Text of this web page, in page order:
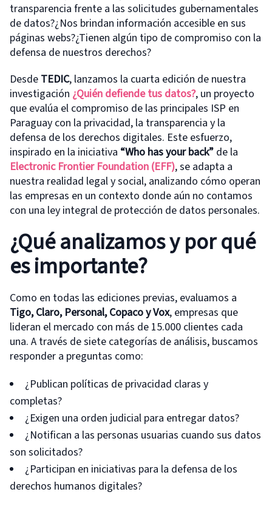
transparencia frente a las solicitudes gubernamentales
de datos?¿Nos brindan información accesible en sus
páginas webs?¿Tienen algún tipo de compromiso con la
defensa de nuestros derechos?
Desde TEDIC, lanzamos la cuarta edición de nuestra
investigación ¿Quién defiende tus datos?, un proyecto
que evalúa el compromiso de las principales ISP en
Paraguay con la privacidad, la transparencia y la
defensa de los derechos digitales. Este esfuerzo,
inspirado en la iniciativa “Who has your back” de la
Electronic Frontier Foundation (EFF), se adapta a
nuestra realidad legal y social, analizando cómo operan
las empresas en un contexto donde aún no contamos
con una ley integral de protección de datos personales.
¿Qué analizamos y por qué
es importante?
Como en todas las ediciones previas, evaluamos a
Tigo, Claro, Personal, Copaco y Vox, empresas que
lideran el mercado con más de 15.000 clientes cada
una. A través de siete categorías de análisis, buscamos
responder a preguntas como:
¿Publican políticas de privacidad claras y
completas?
¿Exigen una orden judicial para entregar datos?
¿Notifican a las personas usuarias cuando sus datos
son solicitados?
¿Participan en iniciativas para la defensa de los
derechos humanos digitales?